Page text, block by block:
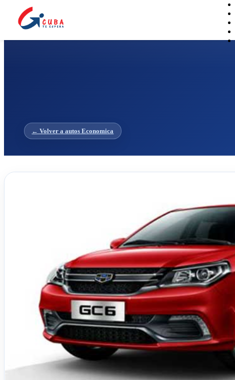
/Autos
← Volver a autos Economica